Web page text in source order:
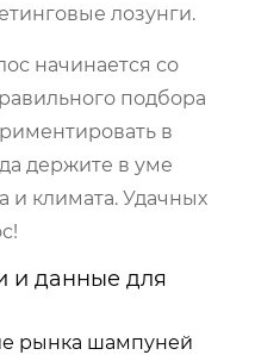
лозунги.
начинается со
подбора
в
держите в уме
и климата. Удачных
и данные для
рынка шампуней